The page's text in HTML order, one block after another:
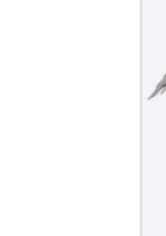
Zoradiť
Zoradiť
Zoradiť